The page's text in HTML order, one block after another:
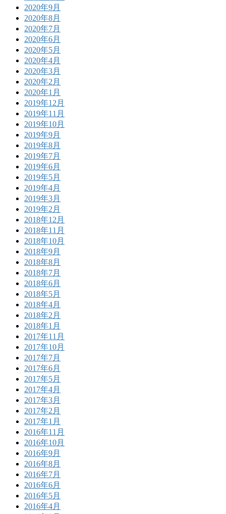
2020年9月
2020年8月
2020年7月
2020年6月
2020年5月
2020年4月
2020年3月
2020年2月
2020年1月
2019年12月
2019年11月
2019年10月
2019年9月
2019年8月
2019年7月
2019年6月
2019年5月
2019年4月
2019年3月
2019年2月
2018年12月
2018年11月
2018年10月
2018年9月
2018年8月
2018年7月
2018年6月
2018年5月
2018年4月
2018年2月
2018年1月
2017年11月
2017年10月
2017年7月
2017年6月
2017年5月
2017年4月
2017年3月
2017年2月
2017年1月
2016年11月
2016年10月
2016年9月
2016年8月
2016年7月
2016年6月
2016年5月
2016年4月